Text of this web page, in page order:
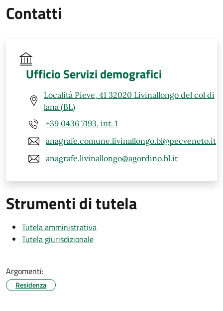
Contatti
Ufficio Servizi demografici
Località Pieve, 41 32020 Livinallongo del col di
lana (BL)
+39 0436 7193, int. 1
anagrafe.comune.livinallongo.bl@pecveneto.it
anagrafe.livinallongo@agordino.bl.it
Strumenti di tutela
Tutela amministrativa
Tutela giurisdizionale
Argomenti:
Residenza